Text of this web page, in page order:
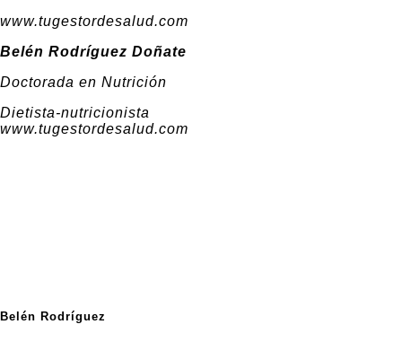
www.tugestordesalud.com
Belén Rodríguez Doñate
Doctorada en Nutrición
Dietista-nutricionista
www.tugestordesalud.com
Belén Rodríguez